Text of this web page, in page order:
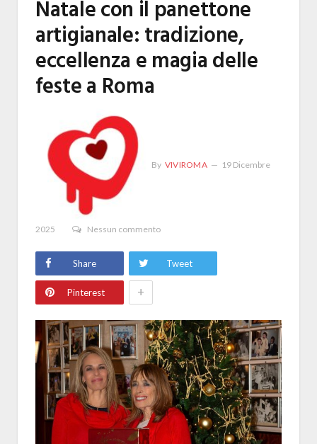
Natale con il panettone
artigianale: tradizione,
eccellenza e magia delle
feste a Roma
By VIVIROMA 19 Dicembre
2025 Nessun commento
Share Tweet
Pinterest +